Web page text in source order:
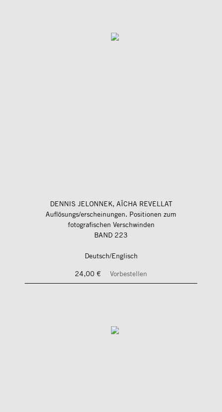
DENNIS JELONNEK, AÏCHA REVELLAT
Auflösungs/erscheinungen. Positionen zum
fotografischen Verschwinden
BAND 223
Deutsch/Englisch
24,00 €
Vorbestellen